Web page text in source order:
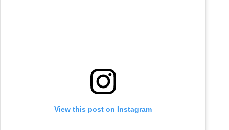
View this post on Instagram